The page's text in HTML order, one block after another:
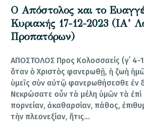
Ο Απόστολος και το
Κυριακής 17-12-2023 (ΙΑ’
Προπατόρων)
ΑΠΟΣΤΟΛΟΣ Προς Κολοσσαείς (γ΄ 4-
ὅταν ὁ Χριστὸς φανερωθῇ, ἡ ζωὴ
ὑμεῖς σὺν αὐτῷ φανερωθήσεσθε ἐν
Νεκρώσατε οὖν τὰ μέλη ὑμῶν τὰ ἐπὶ
πορνείαν, ἀκαθαρσίαν, πάθος,
τὴν πλεονεξίαν, ἥτις…